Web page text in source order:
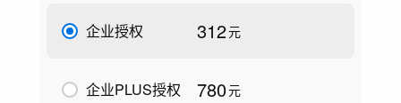
企业授权 312元
企业PLUS授权 780元